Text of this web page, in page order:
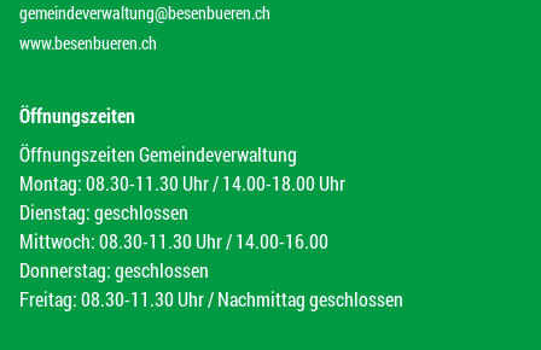
gemeindeverwaltung@besenbueren.ch
www.besenbueren.ch
Öffnungszeiten
Öffnungszeiten Gemeindeverwaltung
Montag: 08.30-11.30 Uhr / 14.00-18.00 Uhr
Dienstag: geschlossen
Mittwoch: 08.30-11.30 Uhr / 14.00-16.00
Donnerstag: geschlossen
Freitag: 08.30-11.30 Uhr / Nachmittag geschlossen